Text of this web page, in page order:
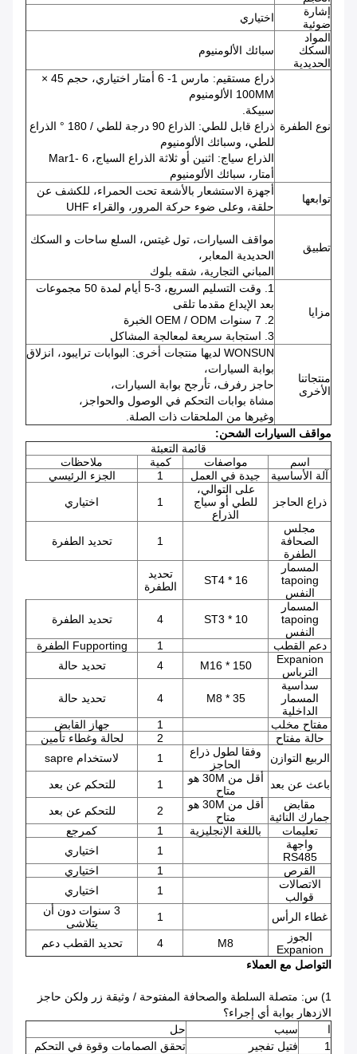
إشارة
ضوئية
اختياري
المواد
السكك
الحديدية
سبائك الألومنيوم
نوع الطفرة
ذراع مستقيم: مارس 1- 6 أمتار اختياري، حجم 45 ×
100MM الألومنيوم
سبيكة.
ذراع قابل للطي: الذراع 90 درجة للطي / 180 ° الذراع
للطي، وسبائك الألومنيوم
الذراع سياج: اثنين أو ثلاثة الذراع السياج، Mar1- 6
أمتار، سبائك الألومنيوم
توابعها
أجهزة الاستشعار بالأشعة تحت الحمراء، للكشف عن
حلقة، وعلى ضوء حركة المرور، والقراء UHF
تطبيق
مواقف السيارات، تول غيتس، السلع ساحات و السكك
الحديدية المعابر،
المباني التجارية، شقه بلوك
مزايا
1. وقت التسليم السريع، 3-5 أيام لمدة 50 مجموعات
بعد الإيداع مقدما تلقى
2. 7 سنوات OEM / ODM الخبرة
3. استجابة سريعة لمعالجة المشاكل
منتجاتنا
الأخرى
WONSUN لديها منتجات أخرى: البوابات ترايبود، انزلاق
بوابة السيارات،
حاجز رفرف، تأرجح بوابة السيارات،
مشاة بوابات التحكم في الوصول والحواجز،
وغيرها من الملحقات ذات الصلة.
مواقف السيارات الشحن:
قائمة التعبئة
اسم
مواصفات كمية
ملاحظات
آلة الأساسية
جيدة في العمل 1 الجزء الرئيسي
ذراع الحاجز
على التوالي،
للطي أو سياج
الذراع
1 اختياري
مجلس
الصحافة
الطفرة
1 تحديد الطفرة
المسمار
tapoing
النفس
ST4 * 16
تحديد
الطفرة
المسمار
tapoing
النفس
ST3 * 10
4 تحديد الطفرة
دعم القطب 1
Fupporting الطفرة
Expanion
الترباس
M16 * 150
4
تحديد حالة
سداسية
المسمار
الداخلية
M8 * 35
4 تحديد حالة
مفتاح مخلب 1
جهاز القابض
حالة مفتاح
2
لحالة وغطاء تأمين
الربيع التوازن
وفقا لطول ذراع
الحاجز
1 لاستخدام sapre
باعث عن بعد
أقل من 30M هو
متاح
1
للتحكم عن بعد
مقابض
جمارك النائية
أقل من 30M هو
متاح
2
للتحكم عن بعد
تعليمات
باللغة الإنجليزية 1
كمرجع
واجهة
RS485
1
اختياري
القرص
1
اختياري
الاتصالات
قوالب
1 اختياري
غطاء الرأس 1
3 سنوات دون أن
يتلاشى
الجوز
Expanion
M8
4
تحديد القطب دعم
التواصل مع العملاء
1) س: متصلة السلطة والصحافة المفتوحة / وثيقة زر ولكن حاجز
الازدهار بوابة أي إجراء؟
ا
سبب
حل
1
فتيل تفجير تحقق الصمامات وقوة في التحكم